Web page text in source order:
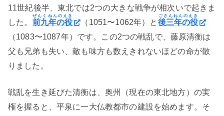
11世紀後半、東北では2つの大きな戦争が相次いで起きま
した。 前九年の役
ぜんくねんのえき
（1051〜1062年）と 後三年の役
ごさんねんのえき
（1083〜1087年）です。この2つの戦乱で、藤原清衡は
父も兄弟も失い、敵も味方も数えきれないほどの命が散
りました。
戦乱を生き延びた清衡は、奥州（現在の東北地方）の実
権を握ると、平泉に一大仏教都市の建設を始めます。そ